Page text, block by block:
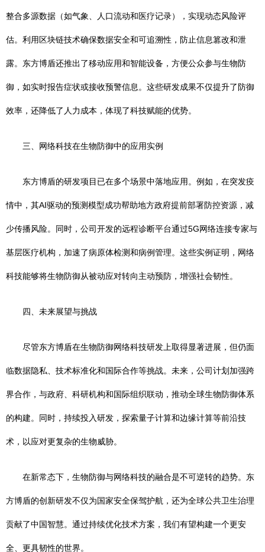
整合多源数据（如气象、人口流动和医疗记录），实现动态风险评
估。利用区块链技术确保数据安全和可追溯性，防止信息篡改和泄
露。东方博盾还推出了移动应用和智能设备，方便公众参与生物防
御，如实时报告症状或接收预警信息。这些研发成果不仅提升了防御
效率，还降低了人力成本，体现了科技赋能的优势。
三、网络科技在生物防御中的应用实例
东方博盾的研发项目已在多个场景中落地应用。例如，在突发疫
情中，其AI驱动的预测模型成功帮助地方政府提前部署防控资源，减
少传播风险。同时，公司开发的远程诊断平台通过5G网络连接专家与
基层医疗机构，加速了病原体检测和病例管理。这些实例证明，网络
科技能够将生物防御从被动应对转向主动预防，增强社会韧性。
四、未来展望与挑战
尽管东方博盾在生物防御网络科技研发上取得显著进展，但仍面
临数据隐私、技术标准化和国际合作等挑战。未来，公司计划加强跨
界合作，与政府、科研机构和国际组织联动，推动全球生物防御体系
的构建。同时，持续投入研发，探索量子计算和边缘计算等前沿技
术，以应对更复杂的生物威胁。
在新常态下，生物防御与网络科技的融合是不可逆转的趋势。东
方博盾的创新研发不仅为国家安全保驾护航，还为全球公共卫生治理
贡献了中国智慧。通过持续优化技术方案，我们有望构建一个更安
全、更具韧性的世界。